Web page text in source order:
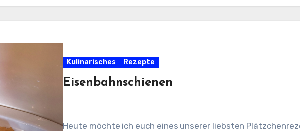
Kulinarisches Rezepte
Eisenbahnschienen
Heute möchte ich euch eines unserer liebsten